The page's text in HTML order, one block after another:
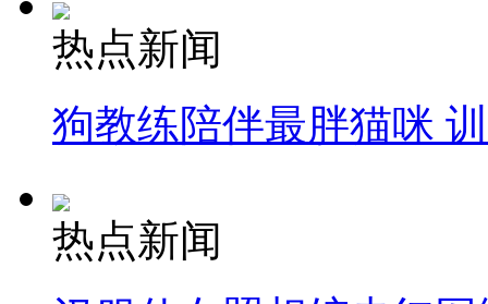
热点新闻
狗教练陪伴最胖猫咪
热点新闻